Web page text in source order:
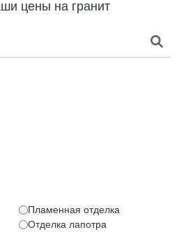
цены на гранит
Пламенная отделка
Отделка лапотра